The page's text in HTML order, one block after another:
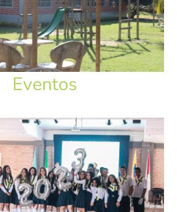
El Peñol
Investigación
Revista institucional
Modelo de Naciones Unidas – MUN
Educación Rural
SETA
Apoyo PPPC
Educación Superior
Eventos